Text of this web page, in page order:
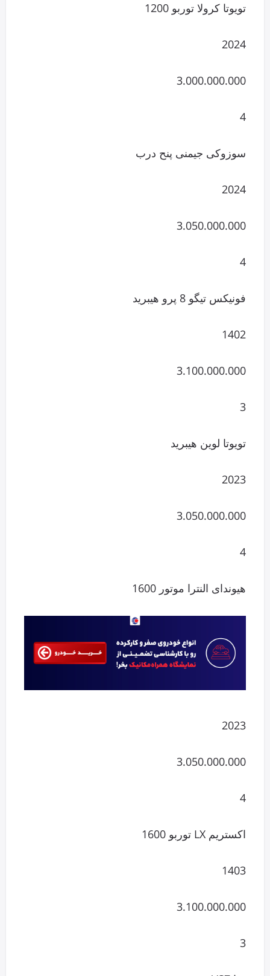
تویوتا کرولا توربو 1200
2024
3.000.000.000
4
سوزوکی جیمنی پنح درب
2024
3.050.000.000
4
فونیکس تیگو 8 پرو هیبرید
1402
3.100.000.000
3
تویوتا لوین هیبرید
2023
3.050.000.000
4
هیوندای النترا موتور 1600
2023
3.050.000.000
4
اکستریم LX توربو 1600
1403
3.100.000.000
3